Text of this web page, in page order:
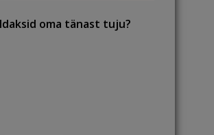
oma tänast tuju?